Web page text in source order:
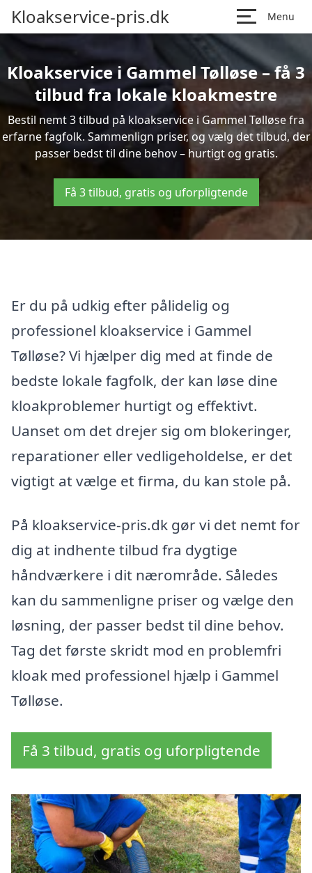
Kloakservice-pris.dk Menu
Kloakservice i Gammel Tølløse – få 3
tilbud fra lokale kloakmestre
Bestil nemt 3 tilbud på kloakservice i Gammel Tølløse fra
erfarne fagfolk. Sammenlign priser, og vælg det tilbud, der
passer bedst til dine behov – hurtigt og gratis.
Få 3 tilbud, gratis og uforpligtende
Er du på udkig efter pålidelig og
professionel kloakservice i Gammel
Tølløse? Vi hjælper dig med at finde de
bedste lokale fagfolk, der kan løse dine
kloakproblemer hurtigt og effektivt.
Uanset om det drejer sig om blokeringer,
reparationer eller vedligeholdelse, er det
vigtigt at vælge et firma, du kan stole på.
På kloakservice-pris.dk gør vi det nemt for
dig at indhente tilbud fra dygtige
håndværkere i dit nærområde. Således
kan du sammenligne priser og vælge den
løsning, der passer bedst til dine behov.
Tag det første skridt mod en problemfri
kloak med professionel hjælp i Gammel
Tølløse.
Få 3 tilbud, gratis og uforpligtende